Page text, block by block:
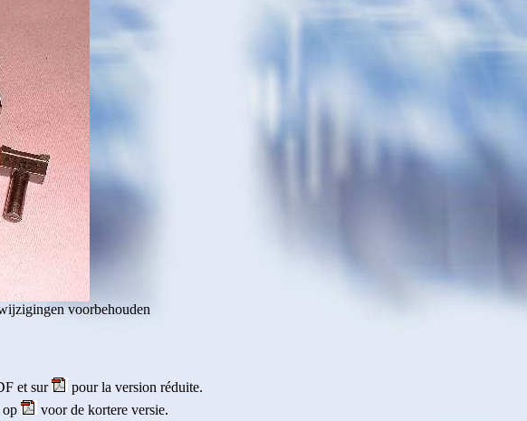
voorbehouden
et sur
pour la version réduite.
op voor de kortere versie.